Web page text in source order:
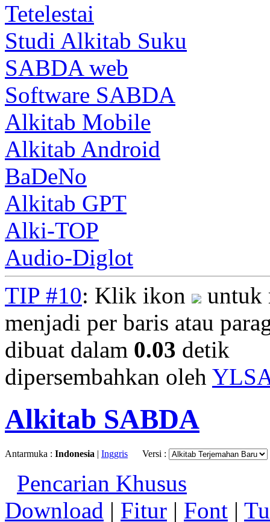
Tetelestai
Studi Alkitab Suku
SABDA web
Software SABDA
Alkitab Mobile
Alkitab Android
BaDeNo
Alkitab GPT
Alki-TOP
Audio-Diglot
TIP #10: Klik ikon
untuk
menjadi per baris atau
dibuat dalam 0.03 detik
dipersembahkan oleh
Alkitab SABDA
Antarmuka : Indonesia | Inggris Versi :
Pencarian Khusus
Download | Fitur | Font |